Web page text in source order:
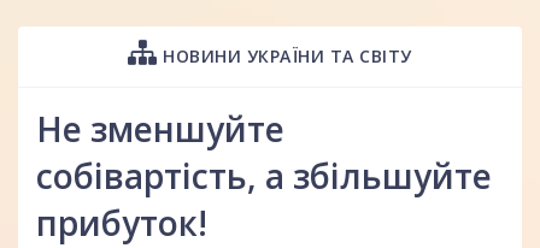
НОВИНИ УКРАЇНИ ТА СВІТУ
Не зменшуйте
собівартість, а збільшуйте
прибуток!